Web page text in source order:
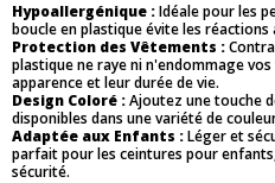
Hypoallergénique :Idéale pour les
boucle en plastique évite les
Protection des Vêtements :
plastique ne raye ni n'endommage
apparence et leur durée de vie.
Design Coloré :Ajoutez une touche
disponibles dans une variété de
Adaptée aux Enfants :Léger et
parfait pour les ceintures pour
sécurité.